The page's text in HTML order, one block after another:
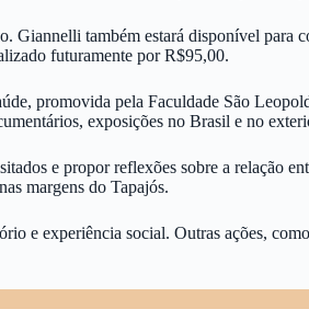
também estará disponível para
futuramente por R$95,00.
promovida pela Faculdade São
exposições no Brasil e no
e propor reflexões sobre a relação
margens do Tapajós.
e experiência social. Outras ações,